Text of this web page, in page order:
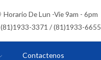
Horario De Lun -Vie 9am - 6pm
(81)1933-3371 / (81)1933-6655
Contactenos